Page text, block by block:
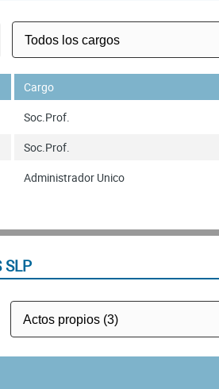
Cargo
Soc.Prof.
Soc.Prof.
Administrador Unico
SLP